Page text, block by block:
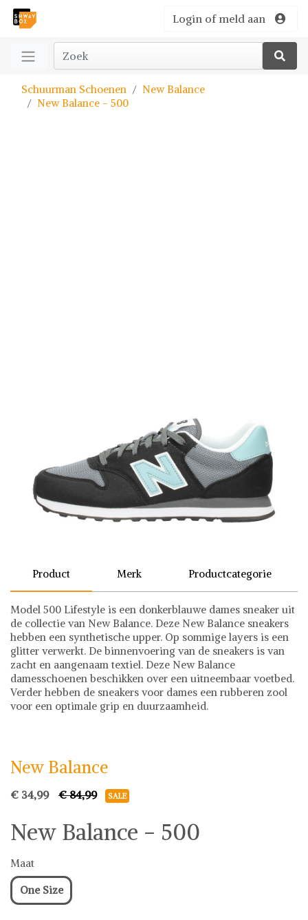
Login of meld aan
Schuurman Schoenen
New Balance
New Balance - 500
Product Merk Productcategorie
Model 500 Lifestyle is een donkerblauwe dames sneaker uit
de collectie van New Balance. Deze New Balance sneakers
hebben een synthetische upper. Op sommige layers is een
glitter verwerkt. De binnenvoering van de sneakers is van
zacht en aangenaam textiel. Deze New Balance
damesschoenen beschikken over een uitneembaar voetbed.
Verder hebben de sneakers voor dames een rubberen zool
voor een optimale grip en duurzaamheid.
stel jouw fashion wish-list samen. Veilig online shoppen.
New Balance
€ 34,99 € 84,99 SALE
New Balance - 500
Maat
One Size